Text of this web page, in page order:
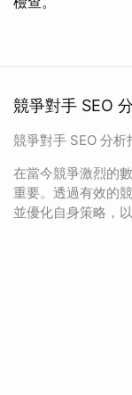
競爭對手 SEO
競爭對手 SEO 分
在當今競爭激烈的
重要。透過有效的
並優化自身策略，